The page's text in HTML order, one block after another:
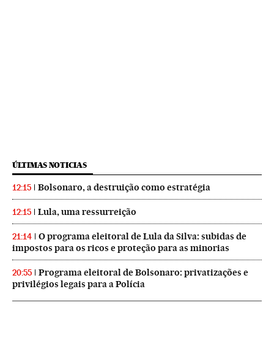
ÚLTIMAS NOTICIAS
12:15 Bolsonaro, a destruição como estratégia
12:15 Lula, uma ressurreição
21:14
O programa eleitoral de Lula da Silva: subidas de
impostos para os ricos e proteção para as minorias
20:55
Programa eleitoral de Bolsonaro: privatizações e
privilégios legais para a Polícia